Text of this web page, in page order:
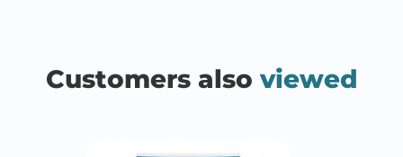
Customers also viewed